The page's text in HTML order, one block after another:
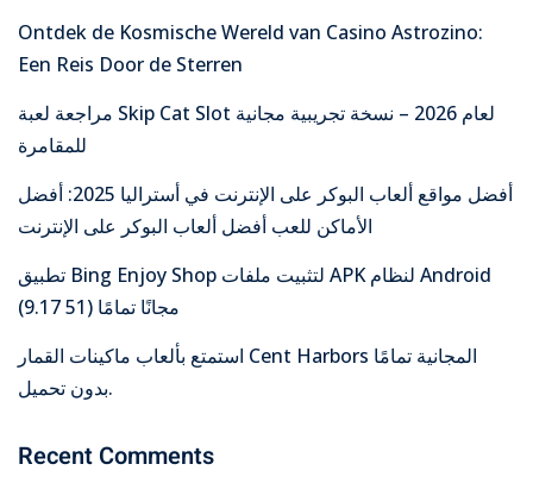
Ontdek de Kosmische Wereld van Casino Astrozino:
Een Reis Door de Sterren
مراجعة لعبة Skip Cat Slot لعام 2026 – نسخة تجريبية مجانية
للمقامرة
أفضل مواقع ألعاب البوكر على الإنترنت في أستراليا 2025: أفضل
الأماكن للعب أفضل ألعاب البوكر على الإنترنت
تطبيق Bing Enjoy Shop لتثبيت ملفات APK لنظام Android
مجانًا تمامًا (51 9.17)
استمتع بألعاب ماكينات القمار Cent Harbors المجانية تمامًا
بدون تحميل.
Recent Comments